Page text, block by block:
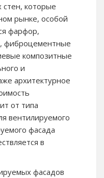
которые
рынке, особой
фарфор,
фиброцементные
композитные
и
архитектурное
от типа
вентилируемого
фасада
в
фасадов